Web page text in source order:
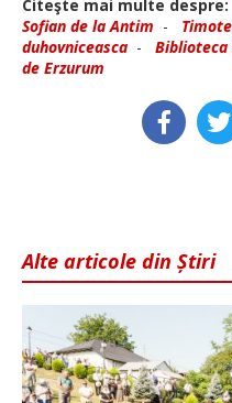
Citeşte mai multe despre:
Sofian de la Antim -
duhovniceasca - Biblioteca
de Erzurum
Alte articole din Știri